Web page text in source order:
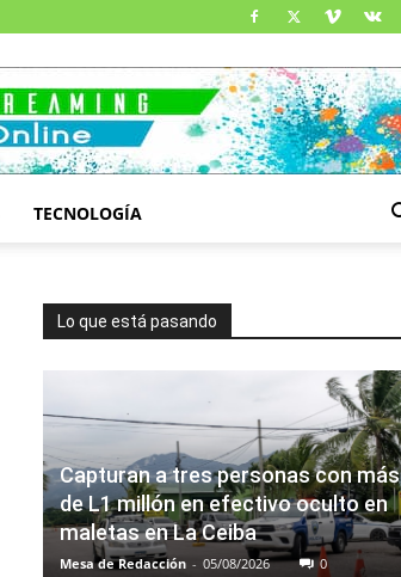
TECNOLOGÍA
Lo que está pasando
Capturan a tres personas con más
de L1 millón en efectivo oculto en
maletas en La Ceiba
Mesa de Redacción - 05/08/2026 0